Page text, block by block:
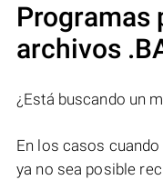
Programas
archivos
¿Está buscando un
En los casos
ya no sea posible